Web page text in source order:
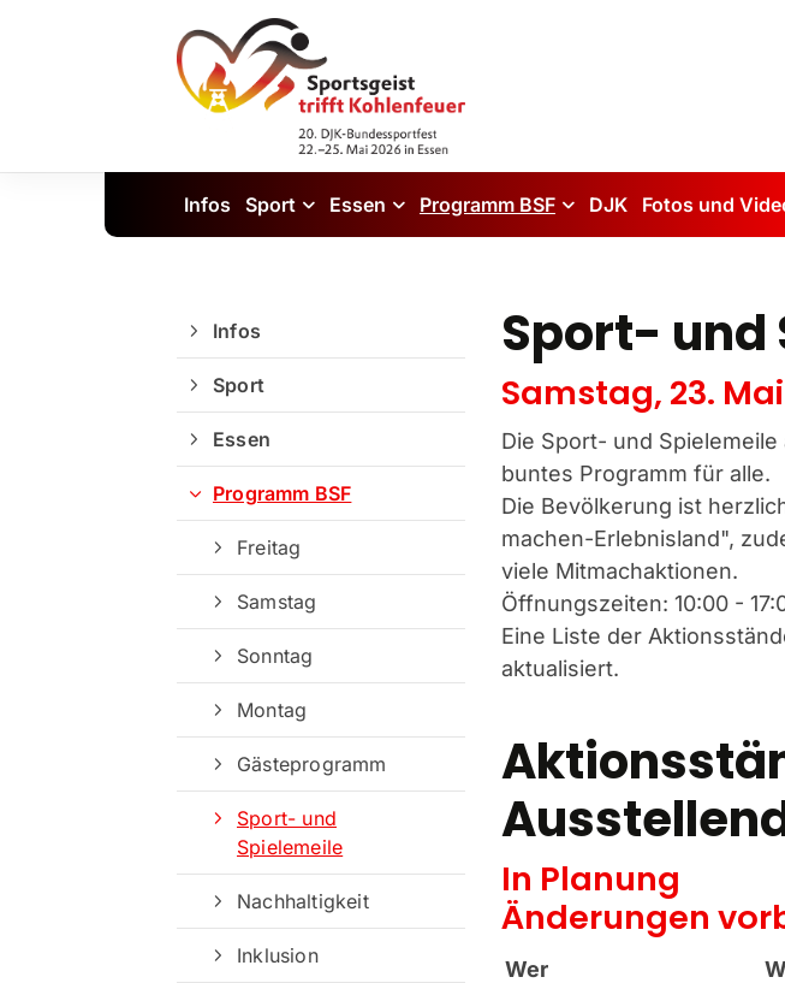
Infos Sport Essen Programm BSF DJK Fotos und
Sport- und
Samstag, 23.
Die Sport- und
buntes Programm für alle.
Die Bevölkerung ist
machen-Erlebnisland",
viele Mitmachaktionen.
Öffnungszeiten: 10:00 -
Eine Liste der
aktualisiert.
In Planung
Änderungen
Wer
Infos
Sport
Essen
Programm BSF
Freitag
Samstag
Sonntag
Montag
Gästeprogramm
Sport- und
Spielemeile
Nachhaltigkeit
Inklusion